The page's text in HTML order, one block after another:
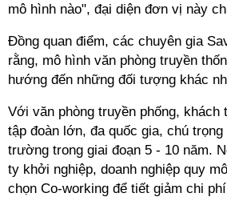
mô hình nào", đại diện đơn vị này
Đồng quan điểm, các chuyên gia
rằng, mô hình văn phòng truyền
hướng đến những đối tượng khác
Với văn phòng truyền phống, khách
tập đoàn lớn, đa quốc gia, chú
trường trong giai đoạn 5 - 10 năm.
ty khởi nghiệp, doanh nghiệp quy
chọn Co-working để tiết giảm chi